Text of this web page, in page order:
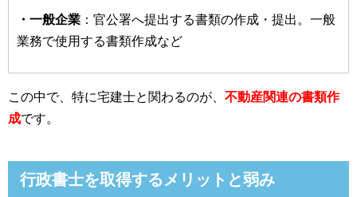
・一般企業 ：官公署へ提出する書類の作成・提出。一般
業務で使用する書類作成など
この中で、特に宅建士と関わるのが、 不動産関連の書類作
成です。
行政書士を取得するメリットと弱み